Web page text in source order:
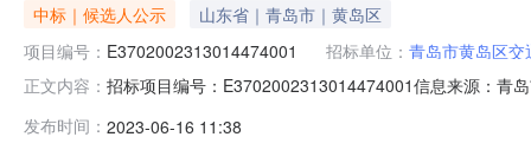
中标｜候选人公示
山东省｜青岛市｜黄岛区
项目编号： E3702002313014474001 招标单位： 青岛市黄岛区交
正文内容： 招标项目编号：E3702002313014474001信息来源：青
提升工程（一期）（施工）不分标段建设规模：/米建设
发布时间： 2023-06-16 11:38